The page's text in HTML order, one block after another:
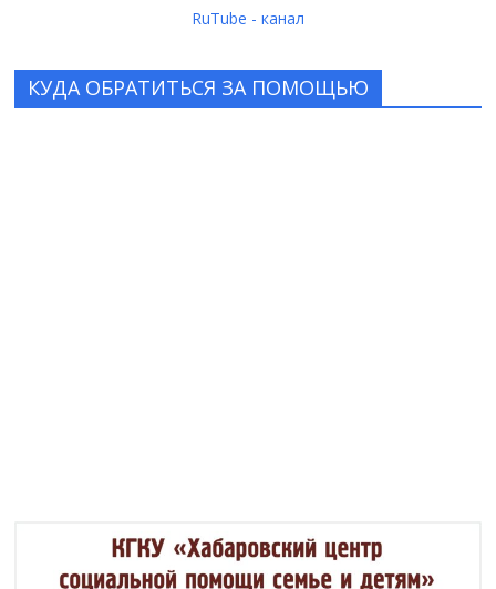
RuTube - канал
КУДА ОБРАТИТЬСЯ ЗА ПОМОЩЬЮ